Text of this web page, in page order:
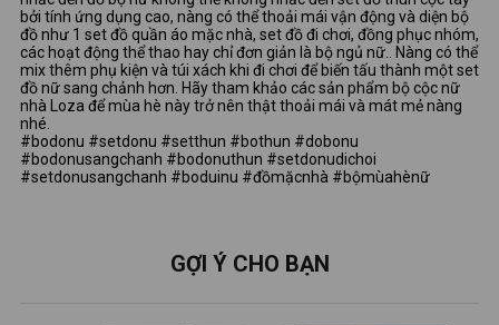
bởi tính ứng dụng cao, nàng có thể thoải mái vận động và diện bộ
đồ như 1 set đồ quần áo mặc nhà, set đồ đi chơi, đồng phục nhóm,
các hoạt động thể thao hay chỉ đơn giản là bộ ngủ nữ.. Nàng có thể
mix thêm phụ kiện và túi xách khi đi chơi để biến tấu thành một set
đồ nữ sang chảnh hơn. Hãy tham khảo các sản phẩm bộ cộc nữ
nhà Loza để mùa hè này trở nên thật thoải mái và mát mẻ nàng
nhé.
#bodonu #setdonu #setthun #bothun #dobonu
#bodonusangchanh #bodonuthun #setdonudichoi
#setdonusangchanh #boduinu #đồmặcnhà #bộmùahènữ
GỢI Ý CHO BẠN